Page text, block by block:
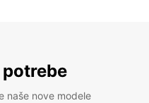
naše nove modele